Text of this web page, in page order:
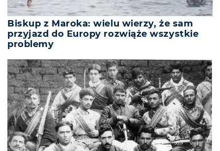
Biskup z Maroka: wielu wierzy, że sam
przyjazd do Europy rozwiąże wszystkie
problemy